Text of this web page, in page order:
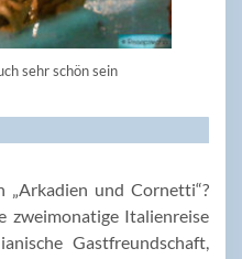
sehr schön sein
„Arkadien und Cornetti“?
zweimonatige Italienreise
Gastfreundschaft,